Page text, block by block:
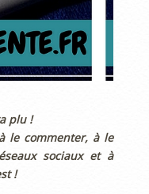
plu !
le commenter, à le
sociaux et à
!